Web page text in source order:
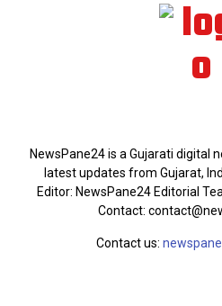
NewsPane24 is a Gujarati digital
latest updates from Gujarat,
Editor: NewsPane24 Editorial
Contact:
Contact us: